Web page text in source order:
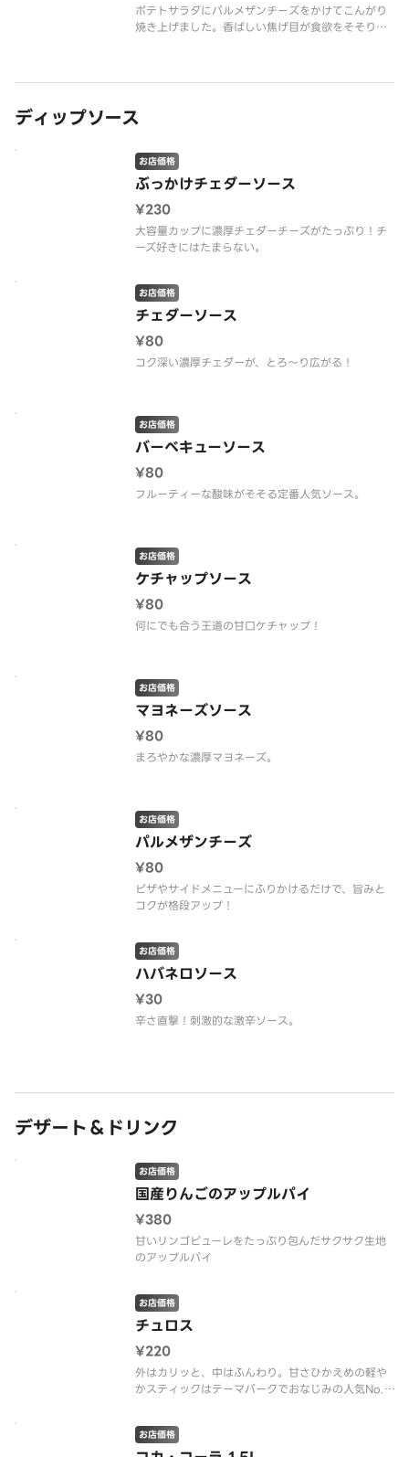
ポテトサラダにパルメザンチーズをかけてこんがり
焼き上げました。香ばしい焦げ目が食欲をそそりま
ディップソース
ぶっかけチェダーソース
お店価格
¥230
大容量カップに濃厚チェダーチーズがたっぷり！チ
ーズ好きにはたまらない。
チェダーソース
お店価格
¥80
コク深い濃厚チェダーが、とろ～り広がる！
バーべキューソース
お店価格
¥80
フルーティーな酸味がそそる定番人気ソース。
ケチャップソース
お店価格
¥80
何にでも合う王道の甘口ケチャップ！
マヨネーズソース
お店価格
¥80
まろやかな濃厚マヨネーズ。
パルメザンチーズ
お店価格
¥80
ピザやサイドメニューにふりかけるだけで、旨みと
コクが格段アップ！
ハバネロソース
お店価格
¥30
辛さ直撃！刺激的な激辛ソース。
デザート＆ドリンク
国産りんごのアップルパイ
お店価格
¥380
甘いリンゴピューレをたっぷり包んだサクサク生地
のアップルパイ
チュロス
お店価格
¥220
外はカリッと、中はふんわり。甘さひかえめの軽や
かスティックはテーマパークでおなじみの人気No.1
お店価格